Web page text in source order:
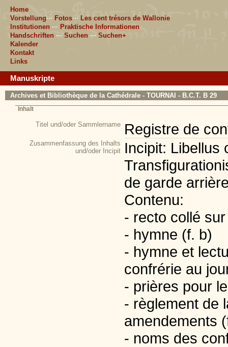
Home
Vorstellung··· Fotos··· Les cent trésors de Wallonie
Institutionen ··· Praktische Informationen
Handschriften ··· Suchen ··· Suchen+
Kalender
Kontakt
Links
Manuskripte
Archives et Bibliothèque de la Cathédrale - TOURNAI - B.C.T. B 29
Inhalt
Titel und/oder Sammlername Registre de
Zusammenfassung des Inhalts
und/oder Incipit Incipit: Libellus
de garde
Contenu:
- recto collé
- hymne (f. b)
- hymne et
confrérie au
- prières pour
- règlement de
amendements
- noms des